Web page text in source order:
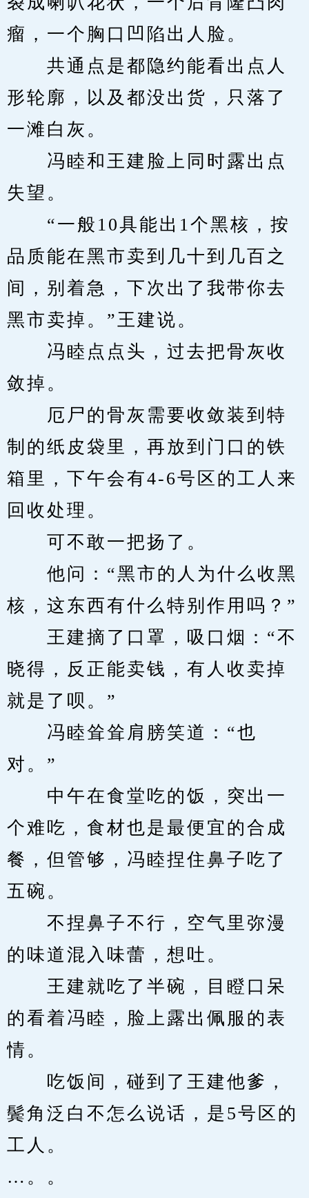
瘤，一个胸口凹陷出人脸。
共通点是都隐约能看出点人
形轮廓，以及都没出货，只落了
一滩白灰。
冯睦和王建脸上同时露出点
失望。
“一般10具能出1个黑核，按
品质能在黑市卖到几十到几百之
间，别着急，下次出了我带你去
黑市卖掉。”王建说。
冯睦点点头，过去把骨灰收
敛掉。
厄尸的骨灰需要收敛装到特
制的纸皮袋里，再放到门口的铁
箱里，下午会有4-6号区的工人来
回收处理。
可不敢一把扬了。
他问：“黑市的人为什么收黑
核，这东西有什么特别作用吗？”
王建摘了口罩，吸口烟：“不
晓得，反正能卖钱，有人收卖掉
就是了呗。”
冯睦耸耸肩膀笑道：“也
对。”
中午在食堂吃的饭，突出一
个难吃，食材也是最便宜的合成
餐，但管够，冯睦捏住鼻子吃了
五碗。
不捏鼻子不行，空气里弥漫
的味道混入味蕾，想吐。
王建就吃了半碗，目瞪口呆
的看着冯睦，脸上露出佩服的表
情。
吃饭间，碰到了王建他爹，
鬓角泛白不怎么说话，是5号区的
工人。
…。。